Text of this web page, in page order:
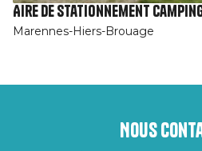
Aire de stationnement
Marennes-Hiers-Brouage
Nous